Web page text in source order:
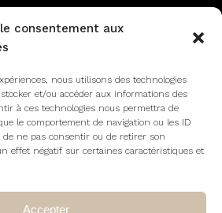
consentement aux
nous utilisons des technologies
et/ou accéder aux informations des
à ces technologies nous permettra de
le comportement de navigation ou les ID
ne pas consentir ou de retirer son
effet négatif sur certaines caractéristiques et
Accepter
NOUS